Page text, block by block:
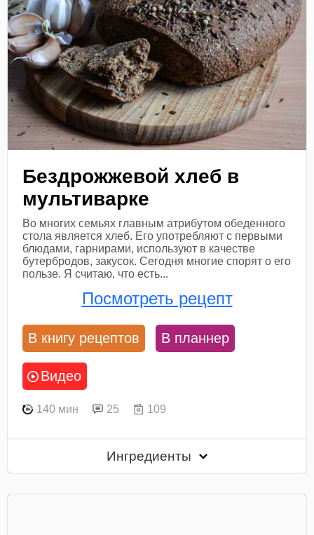
Бездрожжевой хлеб в
мультиварке
Во многих семьях главным атрибутом обеденного
стола является хлеб. Его употребляют с первыми
блюдами, гарнирами, используют в качестве
бутербродов, закусок. Сегодня многие спорят о его
пользе. Я считаю, что есть...
Посмотреть рецепт
В книгу рецептов В планнер
Видео
140 мин 25 109
Ингредиенты